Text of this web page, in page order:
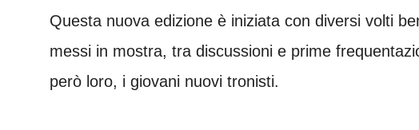
Questa nuova edizione è iniziata con diversi volti
messi in mostra, tra discussioni e prime
però loro, i giovani nuovi tronisti.